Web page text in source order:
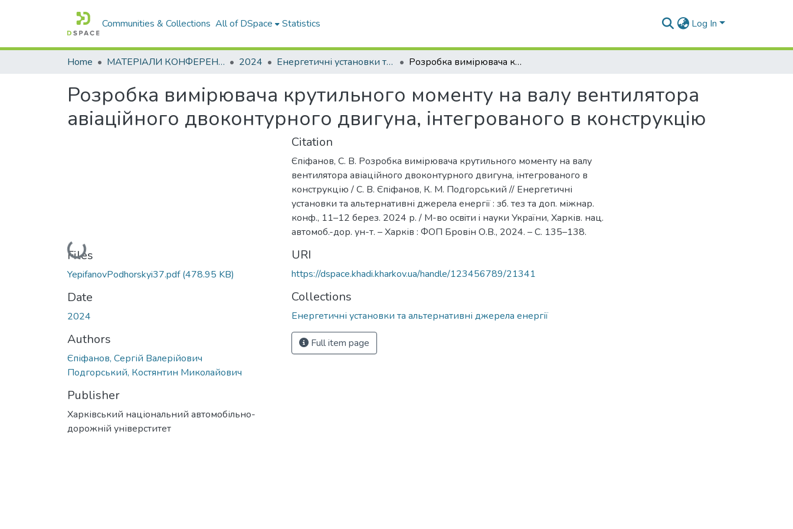
Communities & Collections All of DSpace Statistics Log In
Home МАТЕРІАЛИ КОНФЕРЕНЦІЙ 2024 Енергетичні установки та альтернативні джерела енергії Розробка вимірювача крутильного моменту на валу вентилятора авіаційного двоконтурного двигуна, інтегрованого в конструкцію
Розробка вимірювача крутильного моменту на валу вентилятора
авіаційного двоконтурного двигуна, інтегрованого в конструкцію
Loading...
Files
YepifanovPodhorskyi37.pdf(478.95 KB)
Date
2024
Authors
Єпіфанов, Сергій Валерійович
Подгорський, Костянтин Миколайович
Publisher
Харківський національний автомобільно-
дорожній універститет
Citation
Єпіфанов, С. В. Розробка вимірювача крутильного моменту на валу
вентилятора авіаційного двоконтурного двигуна, інтегрованого в
конструкцію / С. В. Єпіфанов, К. М. Подгорський // Енергетичні
установки та альтернативні джерела енергії : зб. тез та доп. міжнар.
конф., 11–12 берез. 2024 р. / М-во освiти i науки України, Харків. нац.
автомоб.-дор. ун-т. – Харків : ФОП Бровін О.В., 2024. – С. 135–138.
URI
https://dspace.khadi.kharkov.ua/handle/123456789/21341
Collections
Енергетичні установки та альтернативні джерела енергії
Full item page